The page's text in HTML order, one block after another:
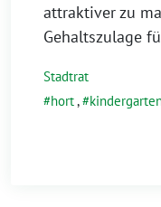
attraktiver zu
Gehaltszulage
Stadtrat
hort,